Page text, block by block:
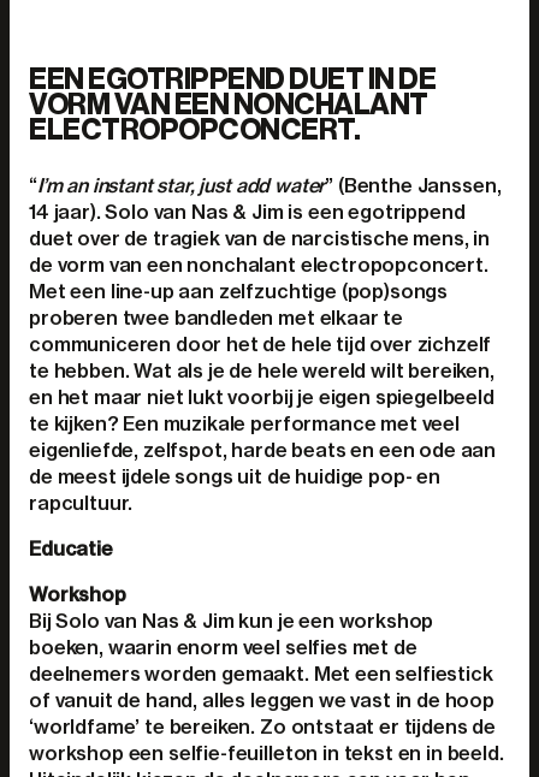
EEN EGOTRIPPEND DUET IN DE
VORM VAN EEN NONCHALANT
ELECTROPOPCONCERT.
“I’m an instant star, just add water” (Benthe Janssen,
14 jaar). Solo van Nas & Jim is een egotrippend
duet over de tragiek van de narcistische mens, in
de vorm van een nonchalant electropopconcert.
Met een line-up aan zelfzuchtige (pop)songs
proberen twee bandleden met elkaar te
communiceren door het de hele tijd over zichzelf
te hebben. Wat als je de hele wereld wilt bereiken,
en het maar niet lukt voorbij je eigen spiegelbeeld
te kijken? Een muzikale performance met veel
eigenliefde, zelfspot, harde beats en een ode aan
de meest ijdele songs uit de huidige pop- en
rapcultuur.
Educatie
Workshop
Bij Solo van Nas & Jim kun je een workshop
boeken, waarin enorm veel selfies met de
deelnemers worden gemaakt. Met een selfiestick
of vanuit de hand, alles leggen we vast in de hoop
‘worldfame’ te bereiken. Zo ontstaat er tijdens de
workshop een selfie-feuilleton in tekst en in beeld.